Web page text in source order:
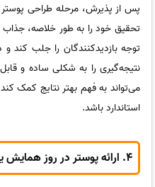
پس از پذیرش، مرحله طراحی
تحقیق خود را به طور خلاصه، جذاب
توجه بازدیدکنندگان را جلب کند
نتیجه‌گیری را به شکلی ساده و
می‌تواند به فهم بهتر نتایج کمک
استاندارد باشد.
4. ارائه پوستر در روز همایش